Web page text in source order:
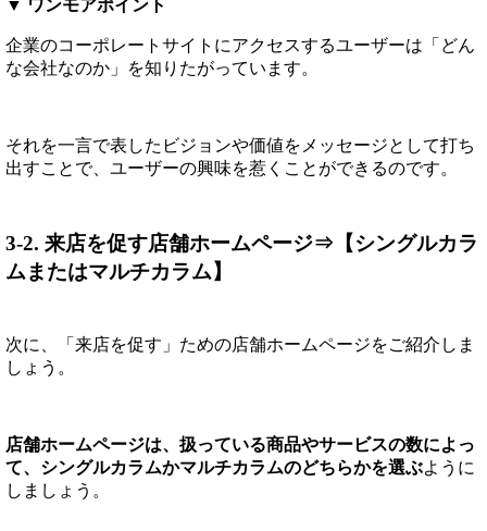
▼ ワンモアポイント
企業のコーポレートサイトにアクセスするユーザーは「どん
な会社なのか」を知りたがっています。
それを一言で表したビジョンや価値をメッセージとして打ち
出すことで、ユーザーの興味を惹くことができるのです。
3-2. 来店を促す店舗ホームページ⇒【シングルカラ
ムまたはマルチカラム】
次に、「来店を促す」ための店舗ホームページをご紹介しま
しょう。
店舗ホームページは、扱っている商品やサービスの数によっ
て、シングルカラムかマルチカラムのどちらかを選ぶように
しましょう。